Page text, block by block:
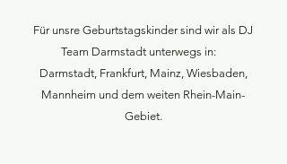
Für unsre Geburtstagskinder sind wir als DJ
Team Darmstadt unterwegs in:
Darmstadt, Frankfurt, Mainz, Wiesbaden,
Mannheim und dem weiten Rhein-Main-
Gebiet.